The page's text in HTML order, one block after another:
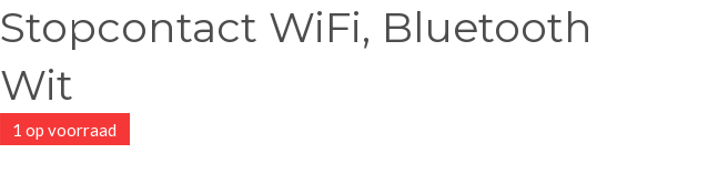
Stopcontact WiFi, Bluetooth
Wit
1 op voorraad